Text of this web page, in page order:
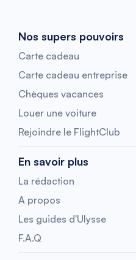
Nos supers pouvoirs
Carte cadeau
Carte cadeau entreprise
Chèques vacances
Louer une voiture
Rejoindre le FlightClub
En savoir plus
La rédaction
A propos
Les guides d'Ulysse
F.A.Q